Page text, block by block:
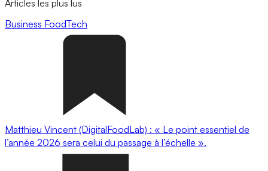
Articles les plus lus
Business FoodTech
Matthieu Vincent (DigitalFoodLab) : « Le point essentiel de
l’année 2026 sera celui du passage à l’échelle ».